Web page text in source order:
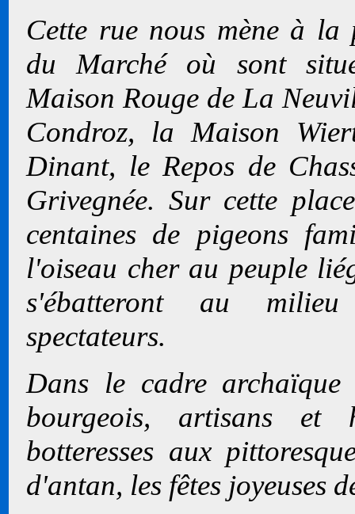
Cette rue nous mène à la
du Marché où sont
Maison Rouge de La
Condroz, la Maison
Dinant, le Repos de
Grivegnée. Sur cette
centaines de pigeons
l'oiseau cher au peuple
s'ébatteront au
spectateurs.
Dans le cadre archaïque
bourgeois, artisans et
botteresses aux
d'antan, les fêtes joyeuses